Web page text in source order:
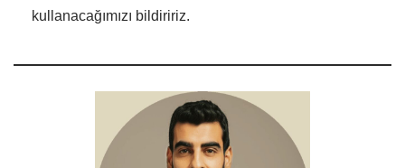
kullanacağımızı bildiririz.